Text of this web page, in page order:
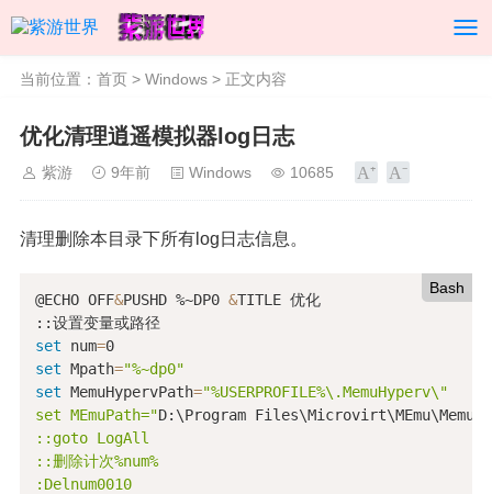
当前位置： 首页 > Windows > 正文内容
优化清理逍遥模拟器log日志
紫游 9年前 Windows 10685
清理删除本目录下所有log日志信息。
Bash
@ECHO OFF&PUSHD %~DP0 &TITLE 优化
set num=
set Mpath="%~dp0"
set MemuHypervPath="%USERPROFILE%\.MemuHyperv\"
set MEmuPath="D:\Program
::goto LogAll
::删除计次%num%
:Delnum0010